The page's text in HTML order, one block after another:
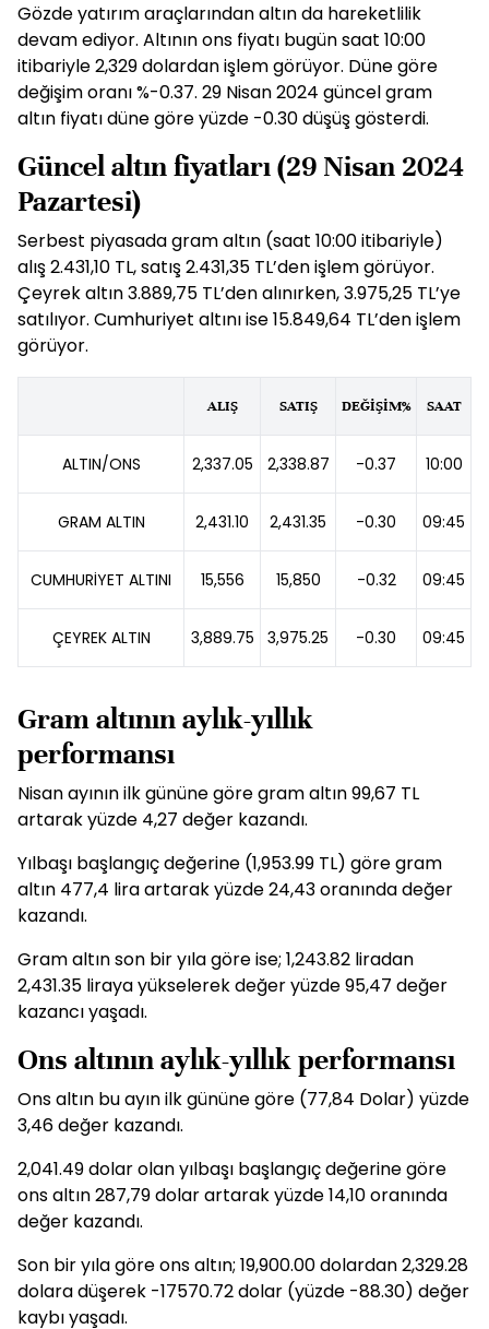
Gözde yatırım araçlarından altın da hareketlilik
devam ediyor. Altının ons fiyatı bugün saat 10:00
itibariyle 2,329 dolardan işlem görüyor. Düne göre
değişim oranı %-0.37. 29 Nisan 2024 güncel gram
altın fiyatı düne göre yüzde -0.30 düşüş gösterdi.
Güncel altın fiyatları (29 Nisan 2024
Pazartesi)
Serbest piyasada gram altın (saat 10:00 itibariyle)
alış 2.431,10 TL, satış 2.431,35 TL’den işlem görüyor.
Çeyrek altın 3.889,75 TL’den alınırken, 3.975,25 TL’ye
satılıyor. Cumhuriyet altını ise 15.849,64 TL’den işlem
görüyor.
ALIŞ SATIŞ DEĞİŞİM% SAAT
ALTIN/ONS 2,337.05 2,338.87 -0.37 10:00
GRAM ALTIN 2,431.10 2,431.35 -0.30 09:45
CUMHURİYET ALTINI 15,556 15,850 -0.32 09:45
ÇEYREK ALTIN 3,889.75 3,975.25 -0.30 09:45
Gram altının aylık-yıllık
performansı
Nisan ayının ilk gününe göre gram altın 99,67 TL
artarak yüzde 4,27 değer kazandı.
Yılbaşı başlangıç değerine (1,953.99 TL) göre gram
altın 477,4 lira artarak yüzde 24,43 oranında değer
kazandı.
Gram altın son bir yıla göre ise; 1,243.82 liradan
2,431.35 liraya yükselerek değer yüzde 95,47 değer
kazancı yaşadı.
Ons altının aylık-yıllık performansı
Ons altın bu ayın ilk gününe göre (77,84 Dolar) yüzde
3,46 değer kazandı.
2,041.49 dolar olan yılbaşı başlangıç değerine göre
ons altın 287,79 dolar artarak yüzde 14,10 oranında
değer kazandı.
Son bir yıla göre ons altın; 19,900.00 dolardan 2,329.28
dolara düşerek -17570.72 dolar (yüzde -88.30) değer
kaybı yaşadı.